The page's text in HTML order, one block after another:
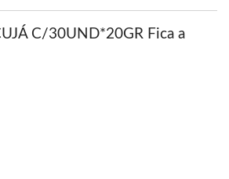
C/30UND*20GR Fica a